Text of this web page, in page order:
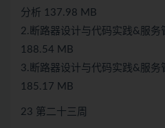
分析 137.98 MB
2.断路器设计与代码实践&服务
188.54 MB
3.断路器设计与代码实践&服
185.17 MB
23 第二十三周